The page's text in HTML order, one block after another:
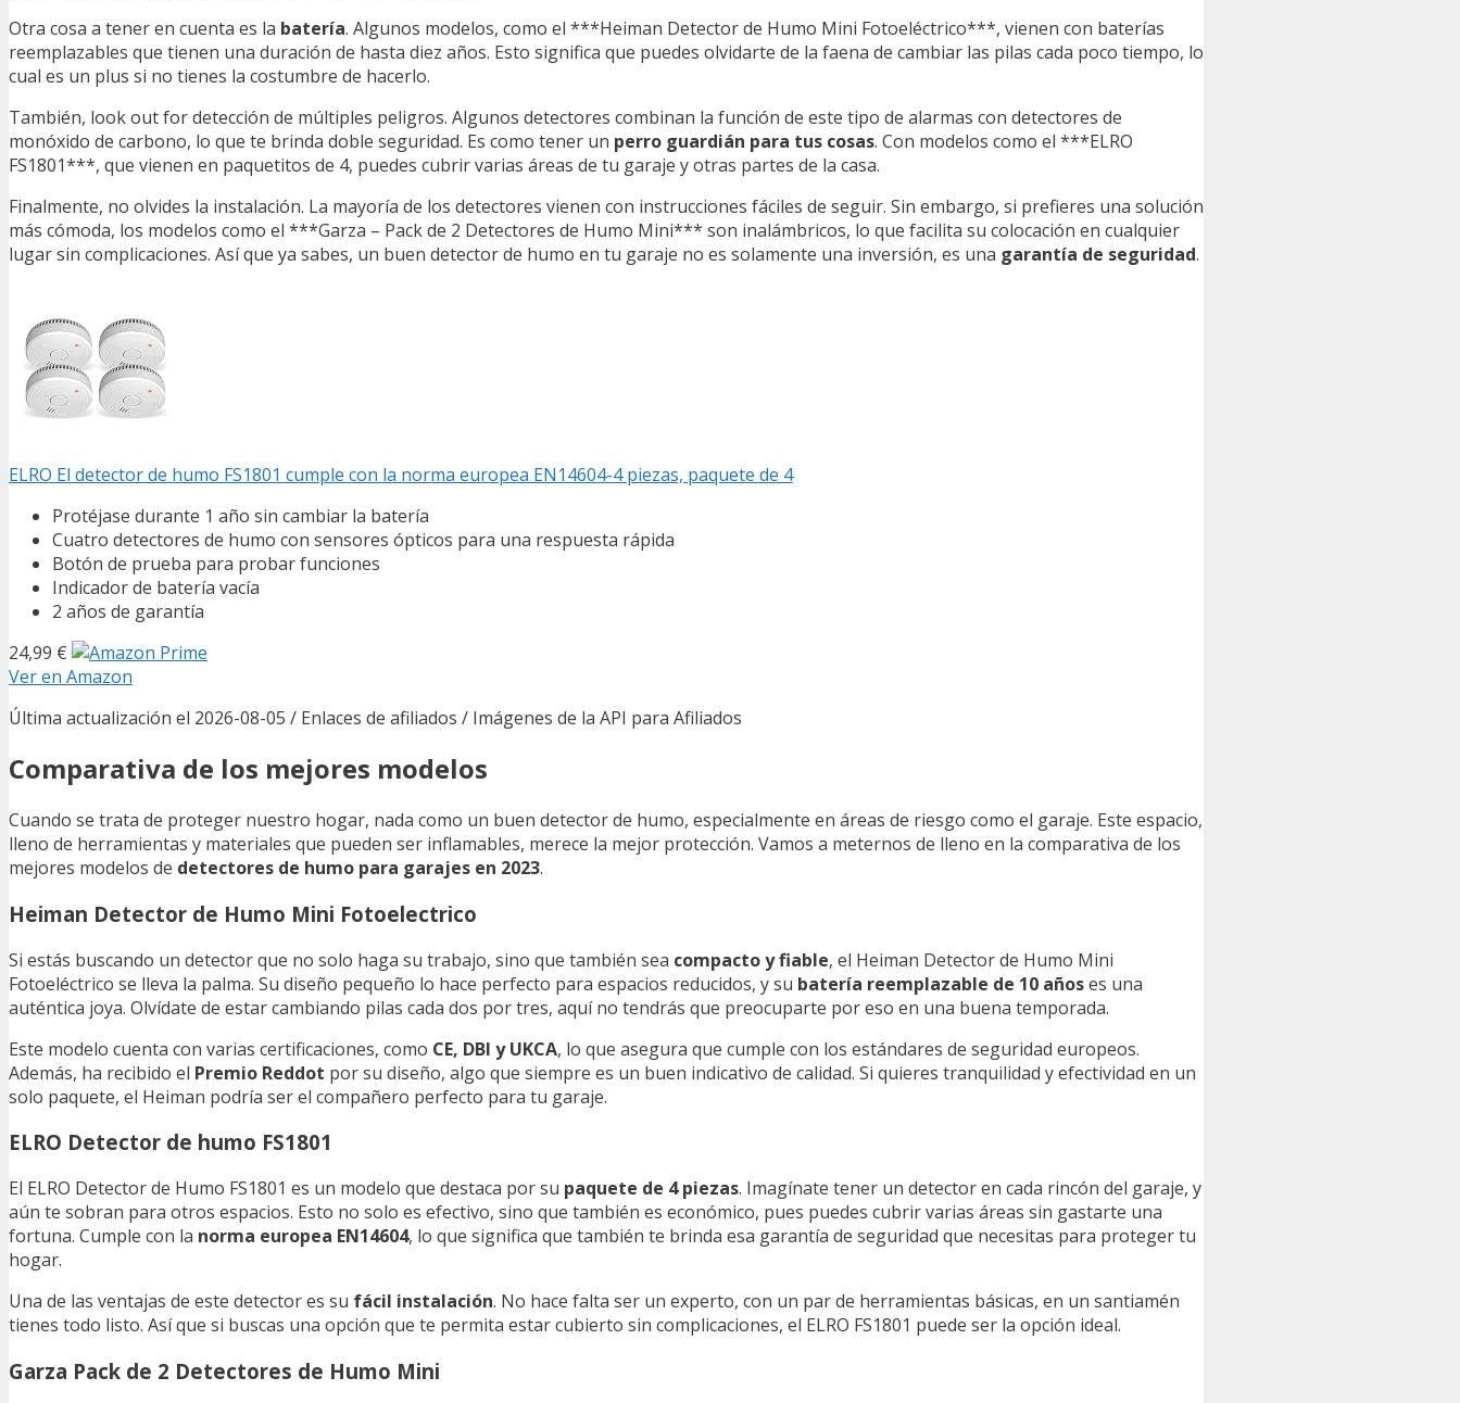
Otra cosa a tener en cuenta es la batería. Algunos modelos, como el ***Heiman Detector de Humo Mini Fotoeléctrico***, vienen con baterías
reemplazables que tienen una duración de hasta diez años. Esto significa que puedes olvidarte de la faena de cambiar las pilas cada poco tiempo, lo
cual es un plus si no tienes la costumbre de hacerlo.
También, look out for detección de múltiples peligros. Algunos detectores combinan la función de este tipo de alarmas con detectores de
monóxido de carbono, lo que te brinda doble seguridad. Es como tener un perro guardián para tus cosas. Con modelos como el ***ELRO
FS1801***, que vienen en paquetitos de 4, puedes cubrir varias áreas de tu garaje y otras partes de la casa.
Finalmente, no olvides la instalación. La mayoría de los detectores vienen con instrucciones fáciles de seguir. Sin embargo, si prefieres una solución
más cómoda, los modelos como el ***Garza – Pack de 2 Detectores de Humo Mini*** son inalámbricos, lo que facilita su colocación en cualquier
lugar sin complicaciones. Así que ya sabes, un buen detector de humo en tu garaje no es solamente una inversión, es una garantía de seguridad.
ELRO El detector de humo FS1801 cumple con la norma europea EN14604-4 piezas, paquete de 4
Protéjase durante 1 año sin cambiar la batería
Cuatro detectores de humo con sensores ópticos para una respuesta rápida
Botón de prueba para probar funciones
Indicador de batería vacía
2 años de garantía
24,99 €
Ver en Amazon
Última actualización el 2026-08-05 / Enlaces de afiliados / Imágenes de la API para Afiliados
Comparativa de los mejores modelos
Cuando se trata de proteger nuestro hogar, nada como un buen detector de humo, especialmente en áreas de riesgo como el garaje. Este espacio,
lleno de herramientas y materiales que pueden ser inflamables, merece la mejor protección. Vamos a meternos de lleno en la comparativa de los
mejores modelos de detectores de humo para garajes en 2023.
Heiman Detector de Humo Mini Fotoelectrico
Si estás buscando un detector que no solo haga su trabajo, sino que también sea compacto y fiable, el Heiman Detector de Humo Mini
Fotoeléctrico se lleva la palma. Su diseño pequeño lo hace perfecto para espacios reducidos, y su batería reemplazable de 10 añoses una
auténtica joya. Olvídate de estar cambiando pilas cada dos por tres, aquí no tendrás que preocuparte por eso en una buena temporada.
Este modelo cuenta con varias certificaciones, como CE, DBI y UKCA, lo que asegura que cumple con los estándares de seguridad europeos.
Además, ha recibido el Premio Reddot por su diseño, algo que siempre es un buen indicativo de calidad. Si quieres tranquilidad y efectividad en un
solo paquete, el Heiman podría ser el compañero perfecto para tu garaje.
ELRO Detector de humo FS1801
El ELRO Detector de Humo FS1801 es un modelo que destaca por su paquete de 4 piezas. Imagínate tener un detector en cada rincón del garaje, y
aún te sobran para otros espacios. Esto no solo es efectivo, sino que también es económico, pues puedes cubrir varias áreas sin gastarte una
fortuna. Cumple con la norma europea EN14604, lo que significa que también te brinda esa garantía de seguridad que necesitas para proteger tu
hogar.
Una de las ventajas de este detector es su fácil instalación. No hace falta ser un experto, con un par de herramientas básicas, en un santiamén
tienes todo listo. Así que si buscas una opción que te permita estar cubierto sin complicaciones, el ELRO FS1801 puede ser la opción ideal.
Garza Pack de 2 Detectores de Humo Mini